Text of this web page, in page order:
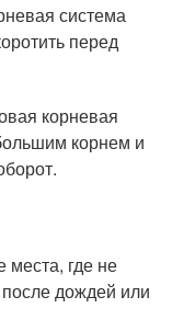
система
перед
корневая
корнем и
где не
после дождей или